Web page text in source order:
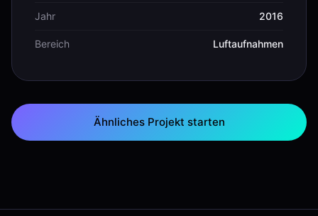
Jahr 2016
Bereich Luftaufnahmen
Ähnliches Projekt starten